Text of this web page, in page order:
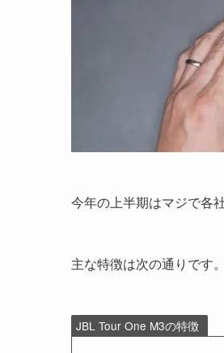
今年の上半期はマジで各
主な特徴は次の通りです。
JBL Tour One M3の特徴